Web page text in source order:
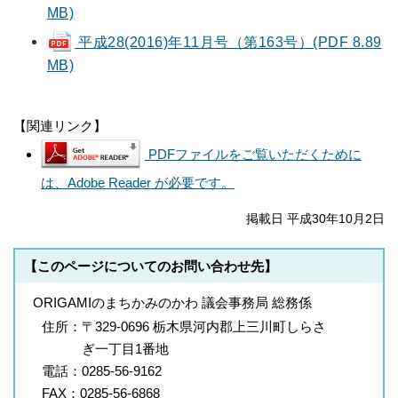
MB)
平成28(2016)年11月号（第163号）(PDF 8.89
MB)
【関連リンク】
PDFファイルをご覧いただくために
は、Adobe Reader が必要です。
掲載日 平成30年10月2日
【このページについてのお問い合わせ先】
ORIGAMIのまちかみのかわ 議会事務局 総務係
住所： 〒329-0696 栃木県河内郡上三川町しらさ
ぎ一丁目1番地
電話： 0285-56-9162
FAX： 0285-56-6868